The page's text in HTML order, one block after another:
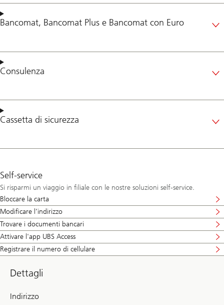
Bancomat, Bancomat Plus e Bancomat con Euro
Consulenza
Cassetta di sicurezza
Self-service
Si risparmi un viaggio in filiale con le nostre soluzioni self-service.
Bloccare la carta
Modificare l’indirizzo
Trovare i documenti bancari
Attivare l'app UBS Access
Registrare il numero di cellulare
Dettagli
Indirizzo